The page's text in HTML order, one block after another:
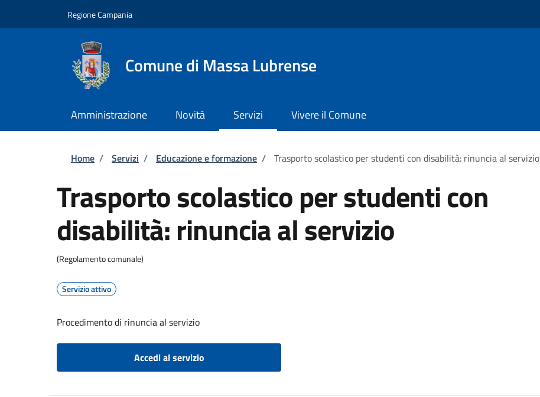
Regione Campania
Comune di Massa Lubrense
Amministrazione Novità Servizi Vivere il Comune
Briciole di pane
Home / Servizi / Educazione e formazione / Trasporto scolastico per studenti con disabilità: rinuncia al servizio
Trasporto scolastico per studenti con
disabilità: rinuncia al servizio
(Regolamento comunale)
Servizio attivo
Procedimento di rinuncia al servizio
Accedi al servizio